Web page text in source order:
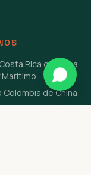
Rica de China
Colombia de China